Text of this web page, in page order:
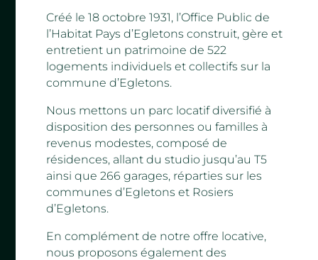
Créé le 18 octobre 1931, l’Office Public de
l’Habitat Pays d’Egletons construit, gère et
entretient un patrimoine de 522
logements individuels et collectifs sur la
commune d’Egletons.
Nous mettons un parc locatif diversifié à
disposition des personnes ou familles à
revenus modestes, composé de
résidences, allant du studio jusqu’au T5
ainsi que 266 garages, réparties sur les
communes d’Egletons et Rosiers
d’Egletons.
En complément de notre offre locative,
nous proposons également des